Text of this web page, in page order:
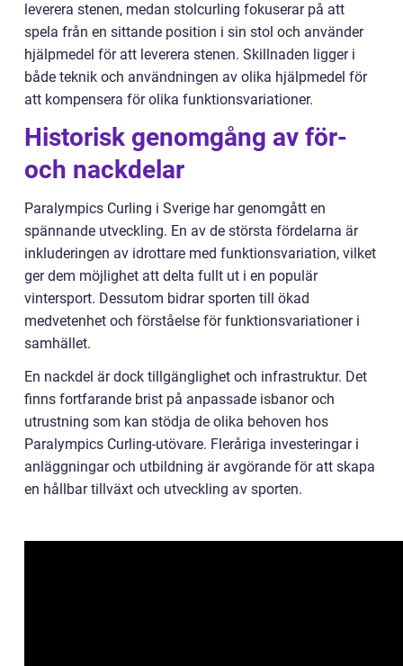
leverera stenen, medan stolcurling fokuserar på att
spela från en sittande position i sin stol och använder
hjälpmedel för att leverera stenen. Skillnaden ligger i
både teknik och användningen av olika hjälpmedel för
att kompensera för olika funktionsvariationer.
Historisk genomgång av för-
och nackdelar
Paralympics Curling i Sverige har genomgått en
spännande utveckling. En av de största fördelarna är
inkluderingen av idrottare med funktionsvariation, vilket
ger dem möjlighet att delta fullt ut i en populär
vintersport. Dessutom bidrar sporten till ökad
medvetenhet och förståelse för funktionsvariationer i
samhället.
En nackdel är dock tillgänglighet och infrastruktur. Det
finns fortfarande brist på anpassade isbanor och
utrustning som kan stödja de olika behoven hos
Paralympics Curling-utövare. Fleråriga investeringar i
anläggningar och utbildning är avgörande för att skapa
en hållbar tillväxt och utveckling av sporten.